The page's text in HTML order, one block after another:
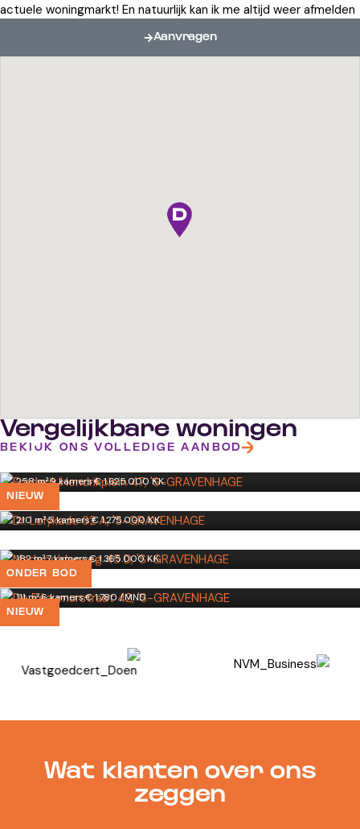
actuele woningmarkt! En natuurlijk kan ik me altijd weer afmelden
Aanvragen
Vergelijkbare woningen
BEKIJK ONS VOLLEDIGE AANBOD
NIEUW
Frederik Hendrikplein 47
'S-GRAVENHAGE
258 m²·9 kamers·€ 1.625.000 K.K.
Dr. Lelykade 62 A
'S-GRAVENHAGE
210 m²·5 kamers·€ 1.275.000 K.K.
ONDER BOD
Madepolderweg 45 D
'S-GRAVENHAGE
182 m²·7 kamers·€ 1.365.000 K.K.
NIEUW
De Réaumurstraat 42
'S-GRAVENHAGE
111 m²·6 kamers·€ 1.780 /MND
Wat klanten over ons
zeggen